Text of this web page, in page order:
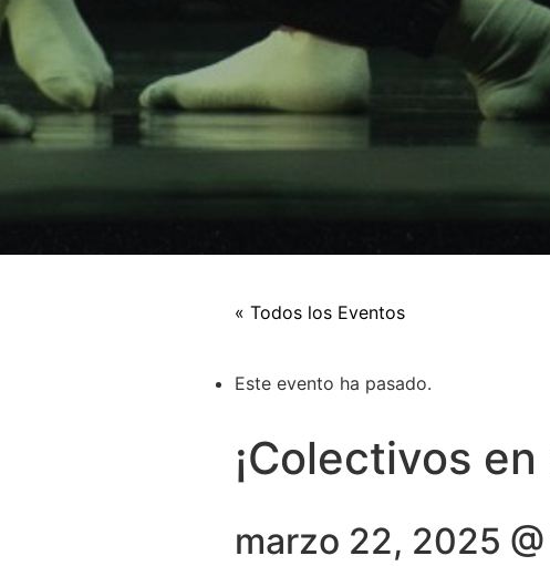
« Todos los Eventos
Este evento ha pasado.
¡Colectivos
marzo 22, 2025